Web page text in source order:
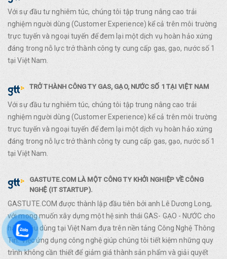
Với sự đầu tư nghiêm túc, chúng tôi tập trung nâng cao trải
nghiệm người dùng (Customer Experience) kể cả trên môi trường
trực tuyến và ngoại tuyến để đem lại một dịch vụ hoàn hảo xứng
đáng trong nỗ lực trở thành công ty cung cấp gas, gạo, nước số 1
tại Việt Nam.
TRỞ THÀNH CÔNG TY GAS, GẠO, NƯỚC SỐ 1 TẠI VIỆT NAM
Với sự đầu tư nghiêm túc, chúng tôi tập trung nâng cao trải
nghiệm người dùng (Customer Experience) kể cả trên môi trường
trực tuyến và ngoại tuyến để đem lại một dịch vụ hoàn hảo xứng
đáng trong nỗ lực trở thành công ty cung cấp gas, gạo, nước số 1
tại Việt Nam.
GASTUTE.COM LÀ MỘT CÔNG TY KHỞI NGHIỆP VỀ CÔNG
NGHỆ (IT STARTUP).
GASTUTE.COM được thành lập đầu tiên bởi anh Lê Dương Long,
với mong muốn xây dựng một hệ sinh thái GAS- GẠO - NƯỚC cho
hàng tiêu dùng tại Việt Nam đựa trên nền tảng Công Nghệ Thông
Tin. Việc ứng dụng công nghệ giúp chúng tôi tiết kiệm những quy
trình không cần thiết để giảm giá thành sản phẩm và giải quyết